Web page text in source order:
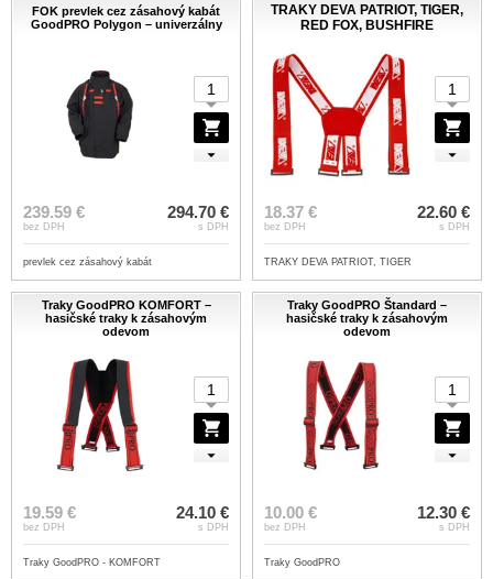
FOK prevlek cez zásahový kabát
GoodPRO Polygon – univerzálny
239.59 €
bez DPH
294.70 €
s DPH
prevlek cez zásahový kabát
TRAKY DEVA PATRIOT, TIGER,
RED FOX, BUSHFIRE
18.37 €
bez DPH
22.60 €
s DPH
TRAKY DEVA PATRIOT, TIGER
Traky GoodPRO KOMFORT –
hasičské traky k zásahovým
odevom
19.59 €
bez DPH
24.10 €
s DPH
Traky GoodPRO - KOMFORT
Traky GoodPRO Štandard –
hasičské traky k zásahovým
odevom
10.00 €
bez DPH
12.30 €
s DPH
Traky GoodPRO